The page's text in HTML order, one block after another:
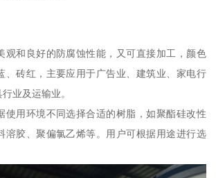
观和良好的防腐蚀性能，又可直接加工，颜色
、砖红，主要应用于广告业、建筑业、家电行
业及运输业。
使用环境不同选择合适的树脂，如聚酯硅改性
溶胶、聚偏氯乙烯等。用户可根据用途进行选